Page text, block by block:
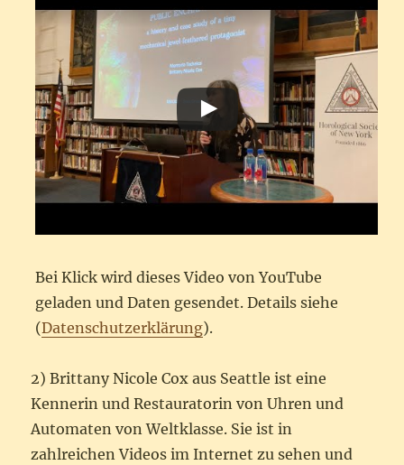
Bei Klick wird dieses Video von YouTube
geladen und Daten gesendet. Details siehe
(Datenschutzerklärung).
2) Brittany Nicole Cox aus Seattle ist eine
Kennerin und Restauratorin von Uhren und
Automaten von Weltklasse. Sie ist in
zahlreichen Videos im Internet zu sehen und